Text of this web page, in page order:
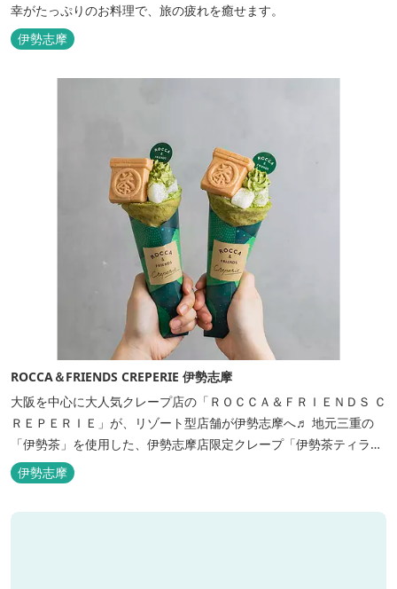
幸がたっぷりのお料理で、旅の疲れを癒せます。
伊勢志摩
ROCCA＆FRIENDS CREPERIE 伊勢志摩
大阪を中心に大人気クレープ店の「ＲＯＣＣＡ＆ＦＲＩＥＮＤＳ Ｃ
ＲＥＰＥＲＩＥ」が、リゾート型店舗が伊勢志摩へ♬ 地元三重の
「伊勢茶」を使用した、伊勢志摩店限定クレープ「伊勢茶ティラミ
ス」をはじめ、まるで「パフェ」のような創作クレープを味わえま
す。 また季節に合わせて、期間限定クレープやドリンク種類も豊富
ですので、伊勢志摩旅行の際にはぜひお立ち寄りいただければと思
伊勢志摩